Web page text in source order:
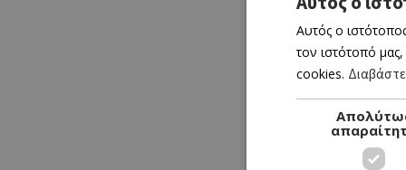
Αυτός ο
τον ιστότοπό
cookies.